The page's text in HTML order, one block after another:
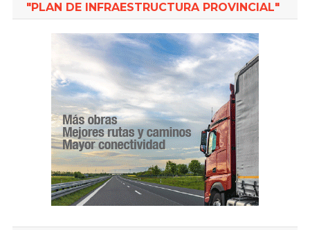
"PLAN DE INFRAESTRUCTURA PROVINCIAL"